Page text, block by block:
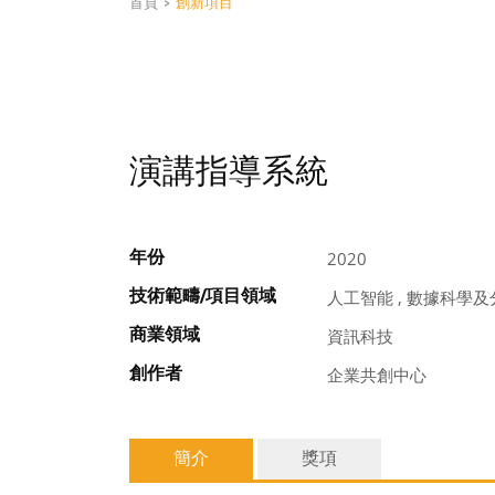
演講指導系統
年份 2020
技術範疇/項目領域 人工智能 , 數據科學及
商業領域 資訊科技
創作者 企業共創中心
簡介 獎項